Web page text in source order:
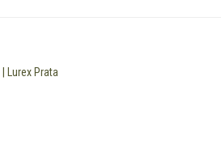
Lurex Prata